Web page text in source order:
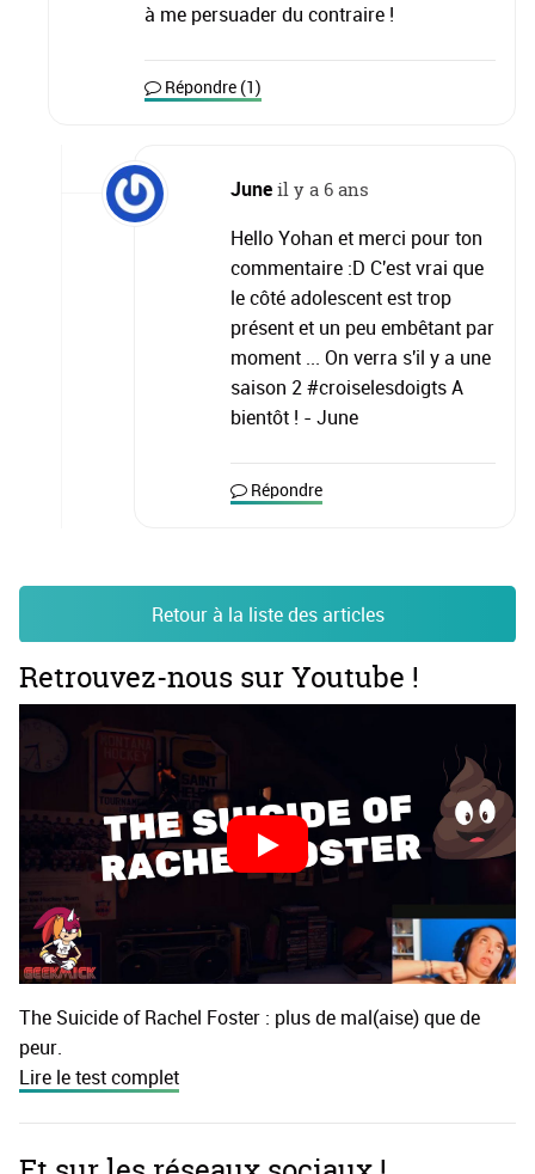
à me persuader du contraire !
Répondre (1)
Juneil y a 6 ans
Hello Yohan et merci pour ton
commentaire :D C'est vrai que
le côté adolescent est trop
présent et un peu embêtant par
moment ... On verra s'il y a une
saison 2 #croiselesdoigts A
bientôt ! - June
Répondre
Retour à la liste des articles
Retrouvez-nous sur Youtube !
The Suicide of Rachel Foster : plus de mal(aise) que de
peur.
Lire le test complet